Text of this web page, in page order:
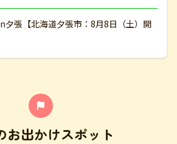
夕張【北海道夕張市：8月8日（土）開
お出かけスポット